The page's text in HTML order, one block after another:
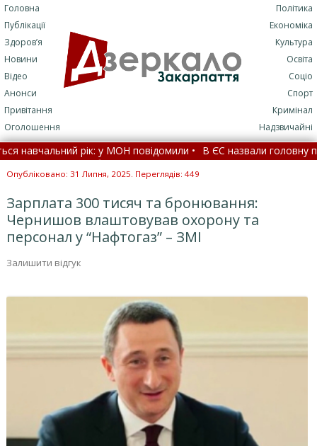
Головна
Публікації
Здоров’я
Новини
Відео
Анонси
Привітання
Оголошення
Політика
Економіка
Культура
Освіта
Соціо
Спорт
Кримінал
Надзвичайні
рік: у МОН повідомили • В ЄС назвали головну
удару блискавки постраждали хлопець і дівчина
Опубліковано: 31 Липня, 2025. Переглядів: 449
Зарплата 300 тисяч та бронювання:
Чернишов влаштовував охорону та
персонал у “Нафтогаз” – ЗМІ
Залишити відгук